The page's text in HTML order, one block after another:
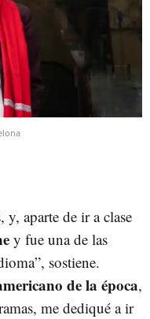
aparte de ir a clase
y fue una de las
sostiene.
de la época,
me dediqué a ir